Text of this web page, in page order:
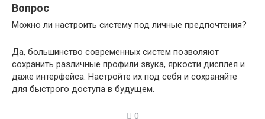
Вопрос
Можно ли настроить систему под личные предпочтения?
Да, большинство современных систем позволяют
сохранить различные профили звука, яркости дисплея и
даже интерфейса. Настройте их под себя и сохраняйте
для быстрого доступа в будущем.
0